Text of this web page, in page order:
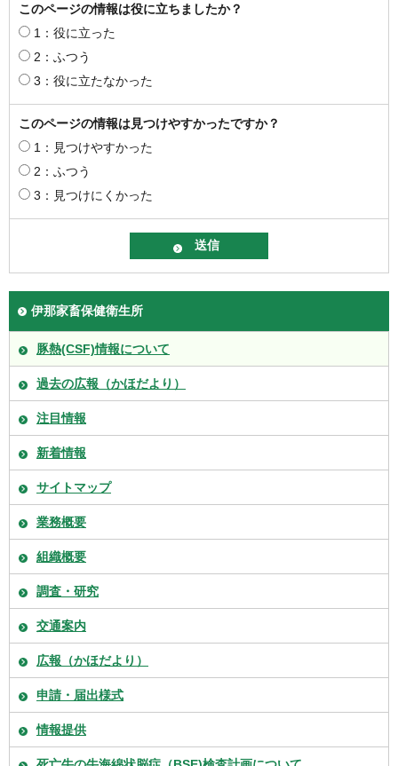
このページの情報は役に立ちましたか？
1：役に立った
2：ふつう
3：役に立たなかった
このページの情報は見つけやすかったですか？
1：見つけやすかった
2：ふつう
3：見つけにくかった
伊那家畜保健衛生所
豚熱(CSF)情報について
過去の広報（かほだより）
注目情報
新着情報
サイトマップ
業務概要
組織概要
調査・研究
交通案内
広報（かほだより）
申請・届出様式
情報提供